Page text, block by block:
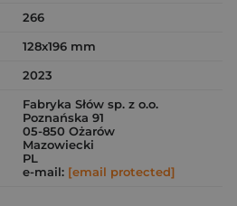
266
128x196 mm
2023
Fabryka Słów sp. z o.o.
Poznańska 91
05-850 Ożarów
Mazowiecki
PL
e-mail: [email protected]